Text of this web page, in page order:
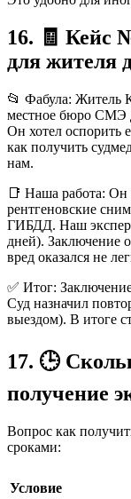
16. 🧾 Кейс
для жителя
📂 Фабула: Житель
местное бюро СМЭ
Он хотел оспорить
как получить
нам.
📑 Наша работа:
рентгеновские
ГИБДД. Наш
дней). Заключение
вред оказался не
✅ Итог:
Суд назначил
выездом). В итоге
17. 🕒
получение
Вопрос как
сроками:
Условие